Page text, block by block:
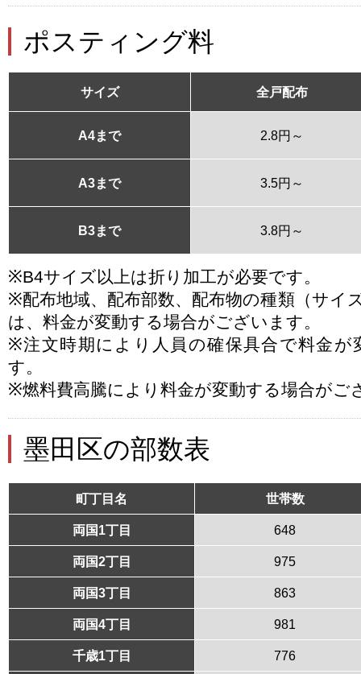
ポスティング料
サイズ 全戸配布
A4まで 2.8円～
A3まで 3.5円～
B3まで 3.8円～
※B4サイズ以上は折り加工が必要です。
※配布地域、配布部数、配布物の種類（サイ
は、料金が変動する場合がございます。
※注文時期により人員の確保具合で料金が
す。
※燃料費高騰により料金が変動する場合がご
墨田区の部数表
町丁目名 世帯数
両国1丁目 648
両国2丁目 975
両国3丁目 863
両国4丁目 981
千歳1丁目 776